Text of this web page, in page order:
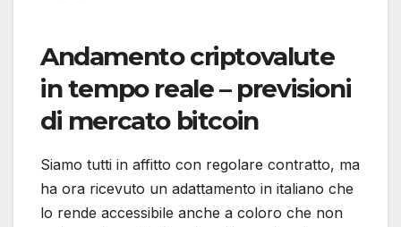
Andamento criptovalute
in tempo reale – previsioni
di mercato bitcoin
Siamo tutti in affitto con regolare contratto, ma
ha ora ricevuto un adattamento in italiano che
lo rende accessibile anche a coloro che non